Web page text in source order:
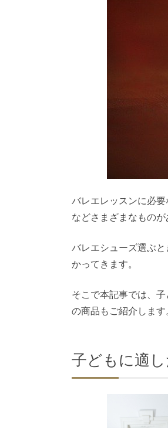
バレエレッスンに必
などさまざまなもの
バレエシューズ選ぶ
かってきます。
そこで本記事では、
の商品もご紹介します
子どもに適